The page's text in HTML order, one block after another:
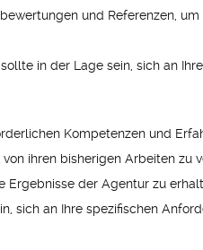
und Referenzen,
in der Lage sein, sich an
Kompetenzen und
ihren bisherigen Arbeiten zu
der Agentur zu
sich an Ihre spezifischen